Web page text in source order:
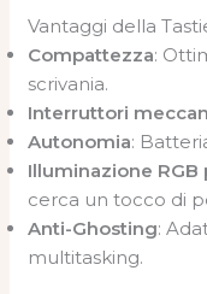
Vantaggi della
Compattezza:
scrivania.
Interruttori
Autonomia:
Illuminazione
cerca un tocco di
Anti-Ghosting:
multitasking.